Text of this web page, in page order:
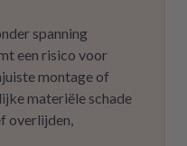
spanning
een risico voor
montage of
materiële schade
overlijden,